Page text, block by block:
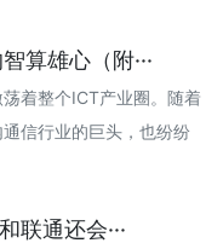
算雄心（附···
着整个ICT产业圈。随着
信行业的巨头，也纷纷
联通还会···